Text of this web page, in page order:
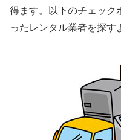
得ます。以下のチェック
ったレンタル業者を探す